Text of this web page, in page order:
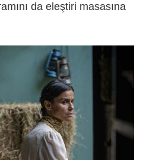
da eleştiri masasına